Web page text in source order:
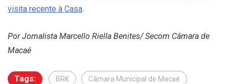
visita recente à Casa.
Por Jornalista Marcello Riella Benites/ Secom Câmara de
Macaé
Tags: BRK Câmara Municipal de Macaé